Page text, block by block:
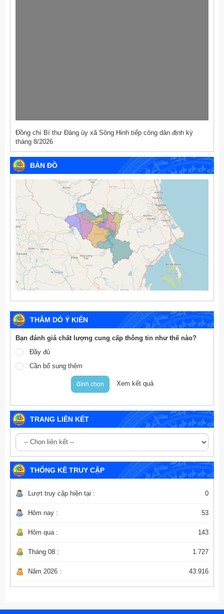
Đồng chí Bí thư Đảng ủy xã Sông Hinh tiếp công dân định kỳ
tháng 8/2026
BẢN ĐỒ
THĂM DÒ Ý KIẾN
Bạn đánh giá chất lượng cung cấp thông tin như thế nào?
Đầy đủ
Cần bổ sung thêm
Bình chọn Xem kết quả
TRANG LIÊN KẾT
THỐNG KÊ TRUY CẬP
Lượt truy cập hiện tại : 0
Hôm nay : 53
Hôm qua : 143
Tháng 08 : 1.727
Năm 2026 : 43.916